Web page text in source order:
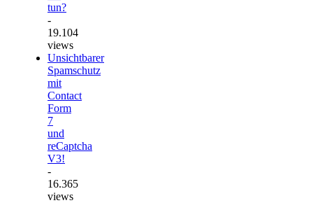
tun?
-
19.104
views
Unsichtbarer
Spamschutz
mit
Contact
Form
7
und
reCaptcha
V3!
-
16.365
views